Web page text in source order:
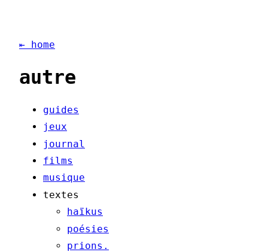
⇤ home
autre
guides
jeux
journal
films
musique
textes
haïkus
poésies
prions.